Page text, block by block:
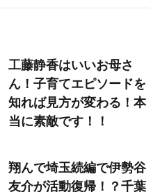
工藤静香はいいお母さ
ん！子育てエピソードを
知れば見方が変わる！本
当に素敵です！！
翔んで埼玉続編で伊勢谷
友介が活動復帰！？千葉